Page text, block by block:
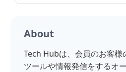
About
Tech Hubは、会員のお客様
ツールや情報発信をするオ